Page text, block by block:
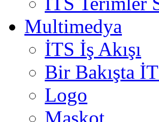
Multimedya
İTS İş Akışı
Bir Bakışta
Logo
Maskot